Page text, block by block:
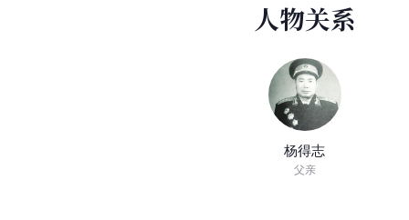
人物关系
杨得志
父亲